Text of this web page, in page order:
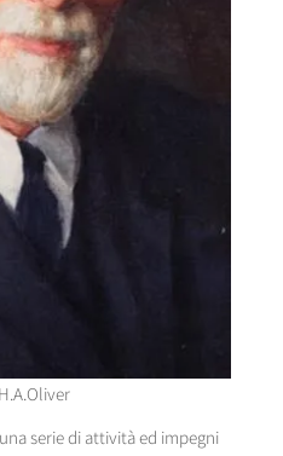
serie di attività ed impegni